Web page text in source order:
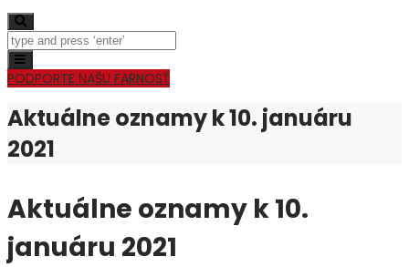
Toggle
navigation
PODPORTE NAŠU FARNOSŤ
Aktuálne oznamy k 10. januáru
2021
Aktuálne oznamy k 10.
januáru 2021